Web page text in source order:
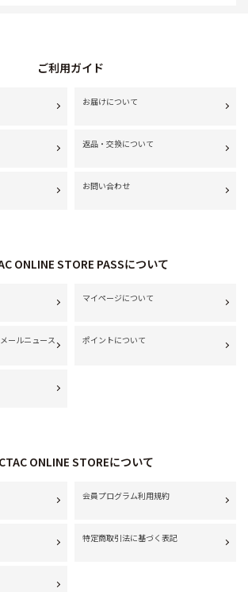
ご利用ガイド
お届けについて
返品・交換について
お問い合わせ
ONLINE STORE PASSについて
マイページについて
ールニュース
ポイントについて
ONLINE STOREについて
会員プログラム利用規約
特定商取引法に基づく表記